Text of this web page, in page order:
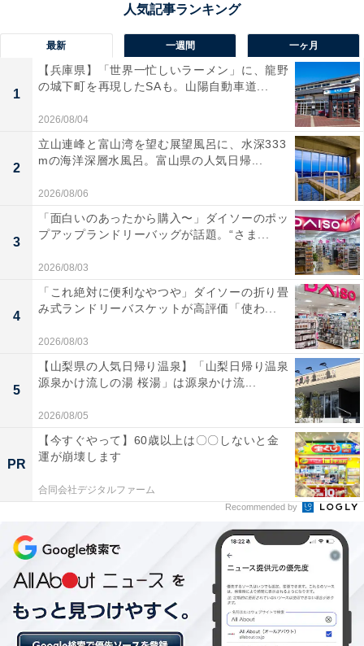
野呂佳代さんに関する商品をAmazonで見る
1位：黒木華（『銀河の一票』）／42票
View this post on Instagram
最新 一週間 一ヶ月
1
【兵庫県】「世界一忙しいラーメン」に、龍野
の城下町を再現したSAも。山陽自動車道...
2026/08/04
2
立山連峰と富山湾を望む展望風呂に、水深333
mの海洋深層水風呂。富山県の人気日帰...
2026/08/06
3
「面白いのあったから購入〜」ダイソーのポッ
プアップランドリーバッグが話題。“さま...
2026/08/03
4
「これ絶対に便利なやつや」ダイソーの折り畳
み式ランドリーバスケットが高評価「使わ...
2026/08/03
5
【山梨県の人気日帰り温泉】「山梨日帰り温泉
源泉かけ流しの湯 桜湯」は源泉かけ流...
2026/08/05
PR
【今すぐやって】60歳以上は〇〇しないと金
運が崩壊します
合同会社デジタルファーム
Recommended by